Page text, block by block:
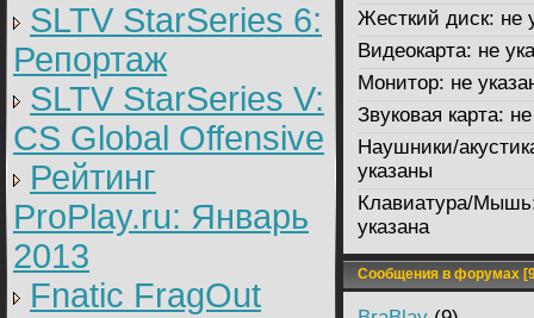
SLTV StarSeries 6:
Репортаж
SLTV StarSeries V:
CS Global Offensive
Рейтинг
ProPlay.ru: Январь
2013
Fnatic FragOut
Жесткий диск: не
Видеокарта: не
Монитор: не
Звуковая карта:
Наушники/
указаны
Клавиатура/
указана
Сообщения в форумах